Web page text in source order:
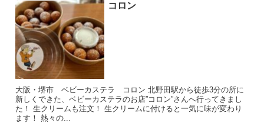
コロン
大阪・堺市 ベビーカステラ コロン 北野田駅から徒歩3分の所に
新しくできた、ベビーカステラのお店”コロン”さんへ行ってきまし
た！ 生クリームも注文！ 生クリームに付けると一気に味が変わり
ます！ 熱々の...